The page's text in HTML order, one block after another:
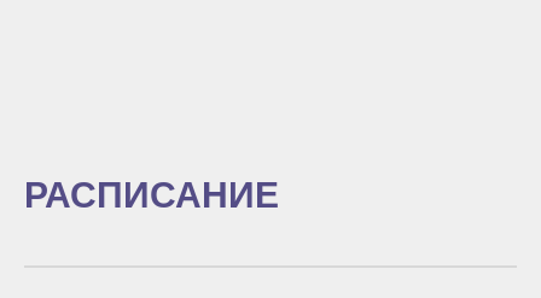
РАСПИСАНИЕ